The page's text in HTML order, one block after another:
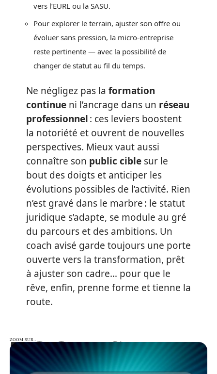
vers l’EURL ou la SASU.
Pour explorer le terrain, ajuster son offre ou
évoluer sans pression, la micro-entreprise
reste pertinente — avec la possibilité de
changer de statut au fil du temps.
Ne négligez pas la formation
continue ni l’ancrage dans un réseau
professionnel: ces leviers boostent
la notoriété et ouvrent de nouvelles
perspectives. Mieux vaut aussi
connaître son public cible sur le
bout des doigts et anticiper les
évolutions possibles de l’activité. Rien
n’est gravé dans le marbre : le statut
juridique s’adapte, se module au gré
du parcours et des ambitions. Un
coach avisé garde toujours une porte
ouverte vers la transformation, prêt
à ajuster son cadre… pour que le
rêve, enfin, prenne forme et tienne la
route.
ZOOM SUR…
ZOOM SUR…